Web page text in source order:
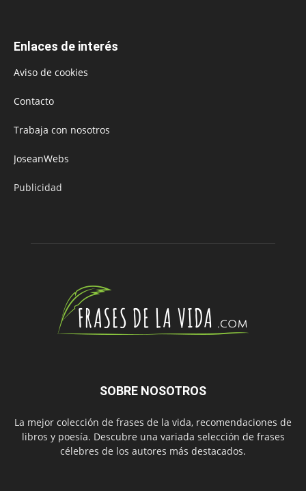
Enlaces de interés
Aviso de cookies
Contacto
Trabaja con nosotros
JoseanWebs
Publicidad
SOBRE NOSOTROS
La mejor colección de frases de la vida, recomendaciones de
libros y poesía. Descubre una variada selección de frases
célebres de los autores más destacados.